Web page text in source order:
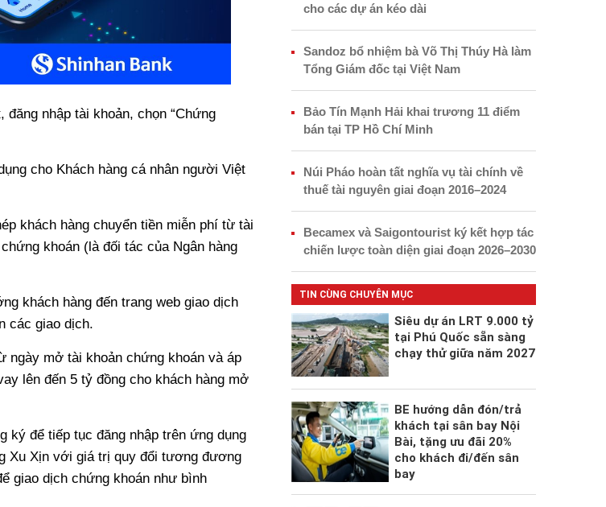
nhập tài khoản, chọn “Chứng
cho Khách hàng cá nhân người Việt
khách hàng chuyển tiền miễn phí từ tài
khoán (là đối tác của Ngân hàng
khách hàng đến trang web giao dịch
các giao dịch.
ngày mở tài khoản chứng khoán và áp
lên đến 5 tỷ đồng cho khách hàng mở
ký để tiếp tục đăng nhập trên ứng dụng
Xu Xịn với giá trị quy đổi tương đương
giao dịch chứng khoán như bình
cho các dự án kéo dài
Sandoz bổ nhiệm bà Võ Thị Thúy Hà làm
Tổng Giám đốc tại Việt Nam
Bảo Tín Mạnh Hải khai trương 11 điểm
bán tại TP Hồ Chí Minh
Núi Pháo hoàn tất nghĩa vụ tài chính về
thuế tài nguyên giai đoạn 2016–2024
Becamex và Saigontourist ký kết hợp tác
chiến lược toàn diện giai đoạn 2026–2030
TIN CÙNG CHUYÊN MỤC
Siêu dự án LRT 9.000 tỷ
tại Phú Quốc sẵn sàng
chạy thử giữa năm 2027
BE hướng dẫn đón/trả
khách tại sân bay Nội
Bài, tặng ưu đãi 20%
cho khách đi/đến sân
bay